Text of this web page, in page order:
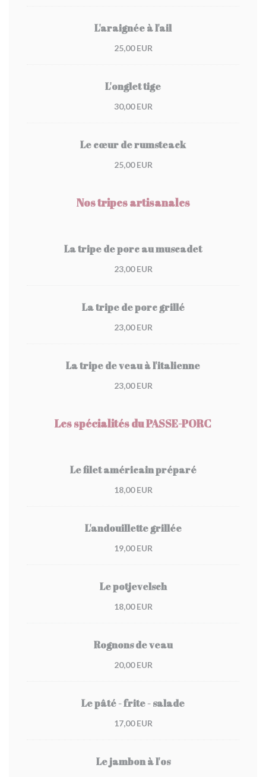
L'araignée à l'ail
25,00 EUR
L'onglet tige
30,00 EUR
Le cœur de rumsteack
25,00 EUR
Nos tripes artisanales
La tripe de porc au muscadet
23,00 EUR
La tripe de porc grillé
23,00 EUR
La tripe de veau à l'italienne
23,00 EUR
Les spécialités du PASSE-PORC
Le filet américain préparé
18,00 EUR
L'andouillette grillée
19,00 EUR
Le potjevelsch
18,00 EUR
Rognons de veau
20,00 EUR
Le pâté - frite - salade
17,00 EUR
Le jambon à l'os